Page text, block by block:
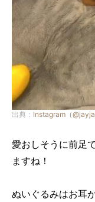
出典： Instagram（
愛おしそうに前足
ますね！
ぬいぐるみはお耳